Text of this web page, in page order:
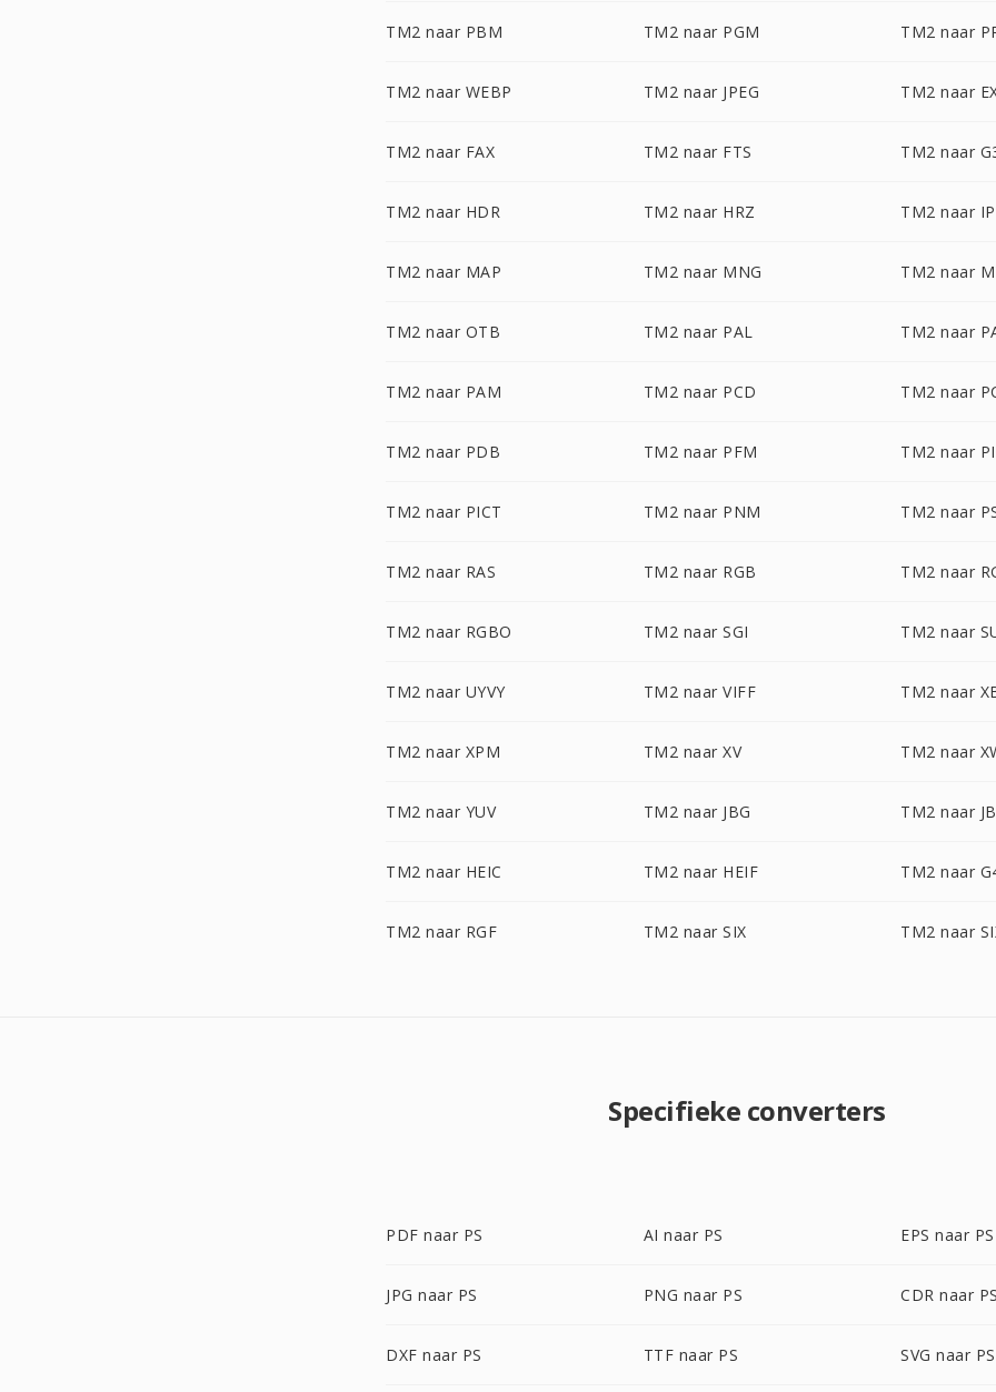
TM2 naar PBM TM2 naar PGM TM2 naar
TM2 naar WEBP TM2 naar JPEG TM2 naar
TM2 naar FAX TM2 naar FTS TM2 naar
TM2 naar HDR TM2 naar HRZ TM2 naar
TM2 naar MAP TM2 naar MNG TM2 naar
TM2 naar OTB TM2 naar PAL TM2 naar
TM2 naar PAM TM2 naar PCD TM2 naar
TM2 naar PDB TM2 naar PFM TM2 naar
TM2 naar PICT TM2 naar PNM TM2 naar
TM2 naar RAS TM2 naar RGB TM2 naar
TM2 naar RGBO TM2 naar SGI TM2 naar
TM2 naar UYVY TM2 naar VIFF TM2 naar
TM2 naar XPM TM2 naar XV TM2 naar
TM2 naar YUV TM2 naar JBG TM2 naar
TM2 naar HEIC TM2 naar HEIF TM2 naar
TM2 naar RGF TM2 naar SIX TM2 naar
Specifieke converters
PDF naar PS AI naar PS EPS naar PS
JPG naar PS PNG naar PS CDR naar PS
DXF naar PS TTF naar PS SVG naar PS